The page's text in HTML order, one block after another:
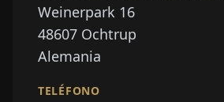
Weinerpark 16
48607 Ochtrup
Alemania
TELÉFONO